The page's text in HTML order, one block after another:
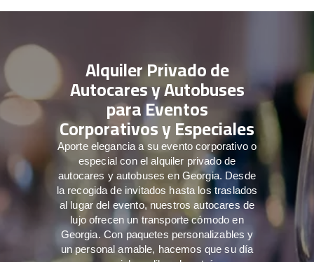
Alquiler Privado de
Autocares y Autobuses
para Eventos
Corporativos y Especiales
Aporte elegancia a su evento corporativo o
especial con el alquiler privado de
autocares y autobuses en Georgia. Desde
la recogida de invitados hasta los traslados
al lugar del evento, nuestros autocares de
lujo ofrecen un transporte cómodo en
Georgia. Con paquetes personalizables y
un personal amable, hacemos que su día